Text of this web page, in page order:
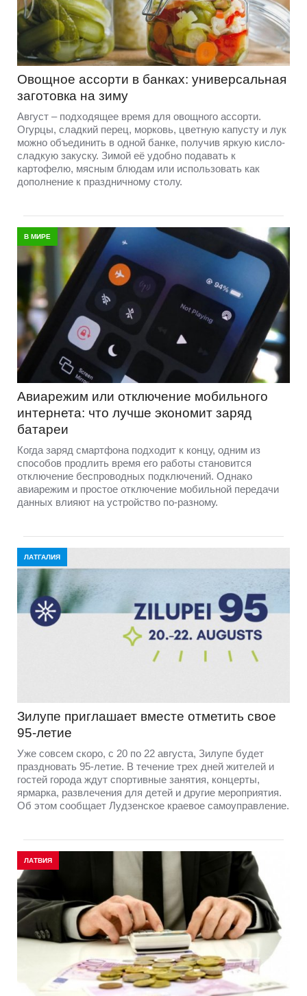
Овощное ассорти в банках: универсальная
заготовка на зиму
Август – подходящее время для овощного ассорти.
Огурцы, сладкий перец, морковь, цветную капусту и лук
можно объединить в одной банке, получив яркую кисло-
сладкую закуску. Зимой её удобно подавать к
картофелю, мясным блюдам или использовать как
дополнение к праздничному столу.
В МИРЕ
Авиарежим или отключение мобильного
интернета: что лучше экономит заряд
батареи
Когда заряд смартфона подходит к концу, одним из
способов продлить время его работы становится
отключение беспроводных подключений. Однако
авиарежим и простое отключение мобильной передачи
данных влияют на устройство по-разному.
ЛАТГАЛИЯ
Зилупе приглашает вместе отметить свое
95-летие
Уже совсем скоро, с 20 по 22 августа, Зилупе будет
праздновать 95-летие. В течение трех дней жителей и
гостей города ждут спортивные занятия, концерты,
ярмарка, развлечения для детей и другие мероприятия.
Об этом сообщает Лудзенское краевое самоуправление.
ЛАТВИЯ